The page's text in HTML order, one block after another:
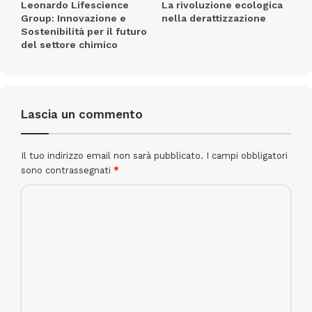
che portano:standard di sicurezza più elevati,
riduzione dei tempi di intervento,
Leonardo Lifescience
Group: Innovazione e
Sostenibilità per il futuro
del settore chimico
La rivoluzione ecologica
nella derattizzazione
Lascia un commento
Il tuo indirizzo email non sarà pubblicato. I campi obbligatori
sono contrassegnati *